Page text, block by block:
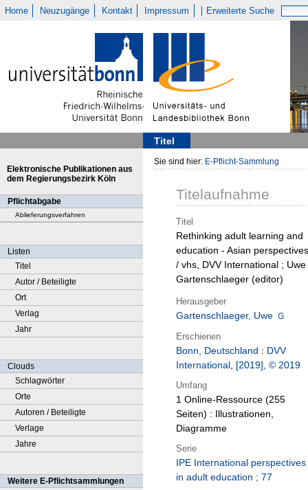
Home Neuzugänge Kontakt Impressum Erweiterte Suche
Titel
Elektronische Publikationen aus
dem Regierungsbezirk Köln
Pflichtabgabe
Ablieferungsverfahren
Listen
Titel
Autor / Beteiligte
Ort
Verlag
Jahr
Clouds
Schlagwörter
Orte
Autoren / Beteiligte
Verlage
Jahre
Weitere E-Pflichtsammlungen
Sie sind hier: E-Pflicht-Sammlung
Titelaufnahme
Titel
Rethinking adult learning and
education - Asian perspectives
/ vhs, DVV International ; Uwe
Gartenschlaeger (editor)
Herausgeber
Gartenschlaeger, Uwe
Erschienen
Bonn, Deutschland : DVV
International, [2019], © 2019
Umfang
1 Online-Ressource (255
Seiten) : Illustrationen,
Diagramme
Serie
IPE International perspectives
in adult education ; 77